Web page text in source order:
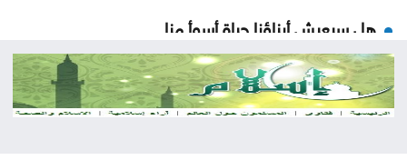
هل سيعيش أبناؤنا حياة أسوأ منا
مات قبل تخرجه بشهر .. فيديو مؤثر لأم تتسلم شهادة
ابنها الراحل